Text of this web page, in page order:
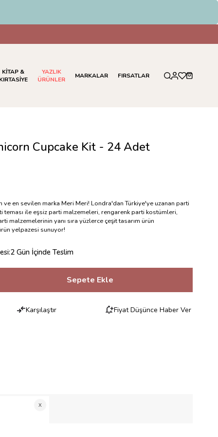
KİTAP &
YAZLIK
ÜRÜNLER
MARKALAR FIRSATLAR
Cupcake Kit - 24 Adet
ve en sevilen marka Meri Meri! Londra'dan Türkiye'ye uzanan parti
teması ile eşsiz parti malzemeleri, rengarenk parti kostümleri,
malzemelerinin yanı sıra yüzlerce çeşit tasarım ürün
yelpazesi sunuyor!
:2 Gün İçinde Teslim
Karşılaştır Fiyat Düşünce Haber Ver